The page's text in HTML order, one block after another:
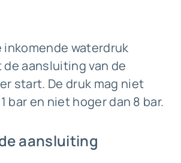
waterdruk
aansluiting van de
start. De druk mag niet
bar en niet hoger dan 8 bar.
aansluiting